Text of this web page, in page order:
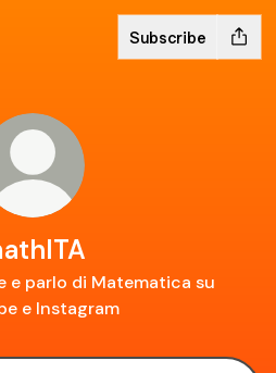
Subscribe
e parlo di Matematica su
e Instagram